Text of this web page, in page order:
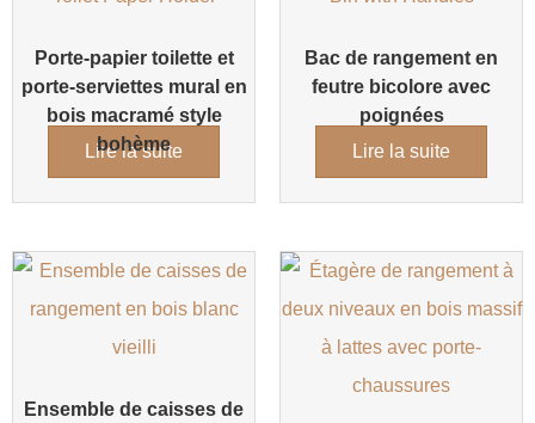
Porte-papier toilette et
porte-serviettes mural en
bois macramé style
bohème
Lire la suite
Bac de rangement en
feutre bicolore avec
poignées
Lire la suite
Ensemble de caisses de